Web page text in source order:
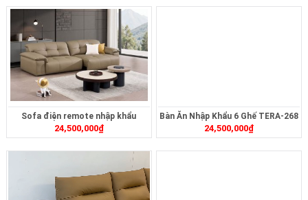
Sofa điện remote nhập khẩu
ZT2620
24,500,000₫
Bàn Ăn Nhập Khẩu 6 Ghế TERA-268
24,500,000₫